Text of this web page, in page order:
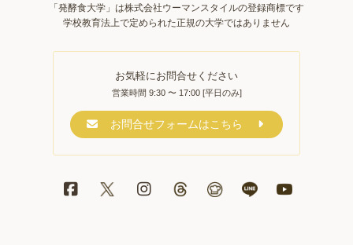
「発酵食大学」は株式会社ウーマンスタイルの登録商標です
学校教育法上で定められた正規の大学ではありません
お気軽にお問合せください
営業時間 9:30 〜 17:00 [平日のみ]
お問合せフォームはこちら